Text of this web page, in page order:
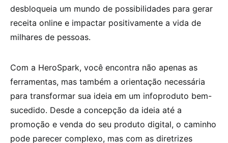
desbloqueia um mundo de possibilidades para gerar
receita online e impactar positivamente a vida de
milhares de pessoas.
Com a HeroSpark, você encontra não apenas as
ferramentas, mas também a orientação necessária
para transformar sua ideia em um infoproduto bem-
sucedido. Desde a concepção da ideia até a
promoção e venda do seu produto digital, o caminho
pode parecer complexo, mas com as diretrizes